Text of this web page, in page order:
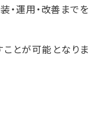
・運用・改善までを
ことが可能となりま